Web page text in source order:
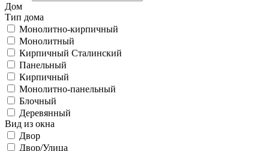
Дом
Тип дома
Монолитно-кирпичный
Монолитный
Кирпичный Сталинский
Панельный
Кирпичный
Монолитно-панельный
Блочный
Деревянный
Вид из окна
Двор
Двор/Улица